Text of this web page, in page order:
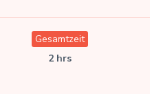
Gesamtzeit
2 hrs